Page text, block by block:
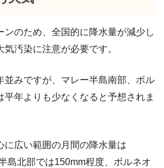
ンのため、全国的に降水量が減少し
汚染に注意が必要です。
並みですが、マレー半島南部、ボル
平年よりも少なくなると予想されま
に広い範囲の月間の降水量は
島北部では150mm程度、ボルネオ